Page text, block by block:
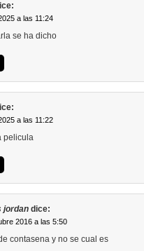
a las 11:24
se ha dicho
a las 11:22
pelicula
jordan dice:
2016 a las 5:50
contasena y no se cual es